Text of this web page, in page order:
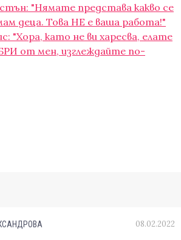
"Нямате представа какво се
деца. Това НЕ е ваша работа!"
"Хора, като не ви харесва, елате
от мен, изглеждайте по-
08.02.2022